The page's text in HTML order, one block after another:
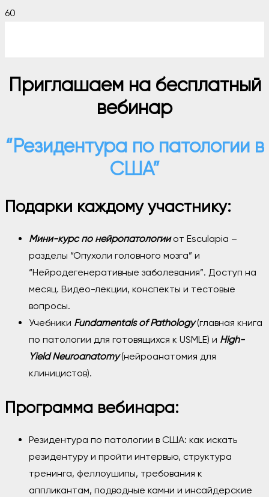
Приглашаем на бесплатный
вебинар
“Резидентура по патологии в
США”
Подарки каждому участнику:
Мини-курс по нейропатологииот Esculapia –
разделы “Опухоли головного мозга” и
“Нейродегенеративные заболевания”. Доступ на
месяц. Видео-лекции, конспекты и тестовые
вопросы.
Учебники Fundamentals of Pathology(главная книга
по патологии для готовящихся к USMLE) и High-
Yield Neuroanatomy(нейроанатомия для
клиницистов).
Программа вебинара:
Резидентура по патологии в США: как искать
резидентуру и пройти интервью, структура
тренинга, феллоушипы, требования к
аппликантам, подводные камни и инсайдерские